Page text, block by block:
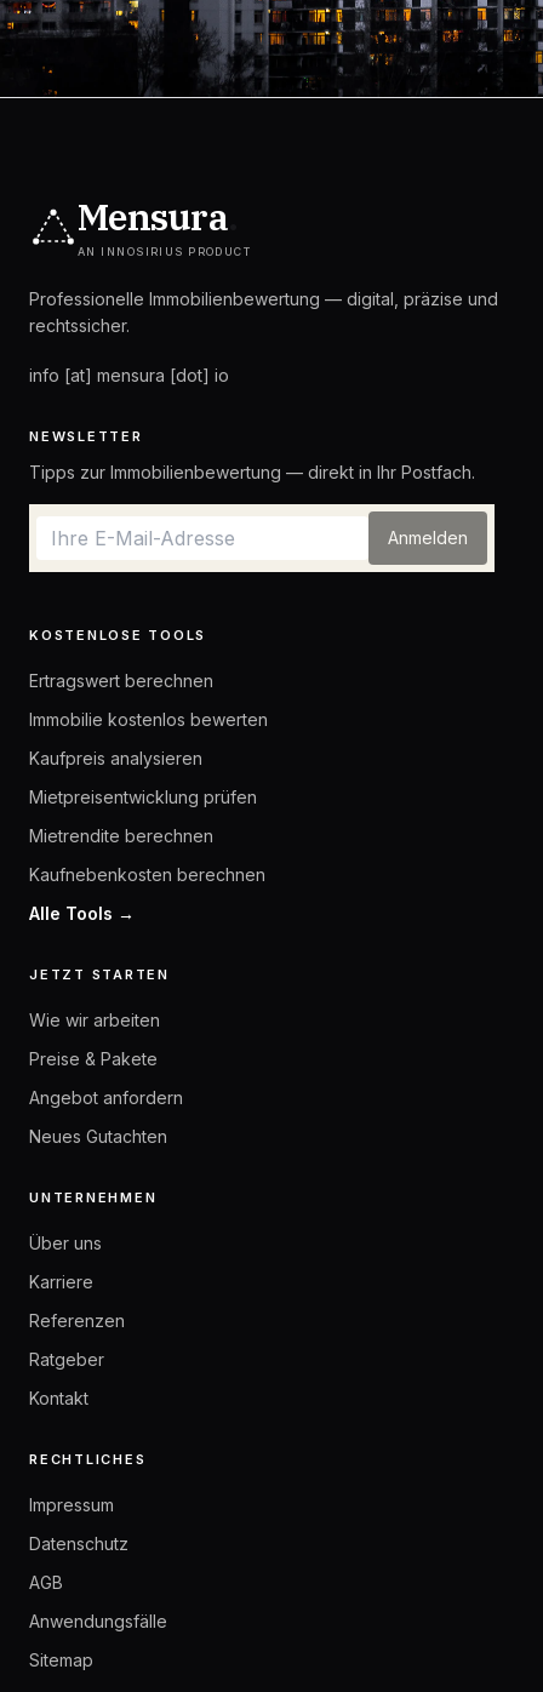
Mensura.
AN INNOSIRIUS PRODUCT
Professionelle Immobilienbewertung — digital, präzise und
rechtssicher.
info [at] mensura [dot] io
NEWSLETTER
Tipps zur Immobilienbewertung — direkt in Ihr Postfach.
Anmelden
KOSTENLOSE TOOLS
Ertragswert berechnen
Immobilie kostenlos bewerten
Kaufpreis analysieren
Mietpreisentwicklung prüfen
Mietrendite berechnen
Kaufnebenkosten berechnen
Alle Tools →
JETZT STARTEN
Wie wir arbeiten
Preise & Pakete
Angebot anfordern
Neues Gutachten
UNTERNEHMEN
Über uns
Karriere
Referenzen
Ratgeber
Kontakt
RECHTLICHES
Impressum
Datenschutz
AGB
Anwendungsfälle
Sitemap